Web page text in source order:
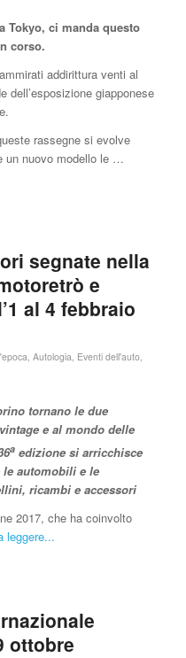
Tokyo, ci manda questo
corso.
addirittura venti al
dell’esposizione giapponese
rassegne si evolve
un nuovo modello le …
segnate nella
e
al 4 febbraio
, Autologia, Eventi dell'auto,
tornano le due
e al mondo delle
aedizione si arricchisce
automobili e le
ricambi e accessori
2017, che ha coinvolto
leggere...
ottobre